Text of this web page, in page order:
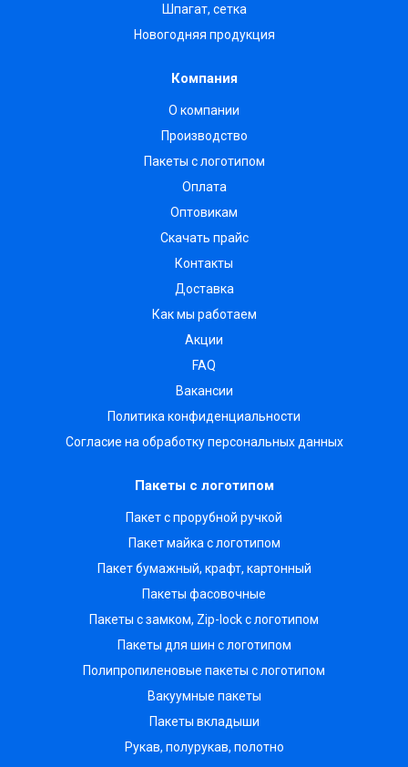
Шпагат, сетка
Новогодняя продукция
Компания
О компании
Производство
Пакеты с логотипом
Оплата
Оптовикам
Скачать прайс
Контакты
Доставка
Как мы работаем
Акции
FAQ
Вакансии
Политика конфиденциальности
Согласие на обработку персональных данных
Пакеты с логотипом
Пакет с прорубной ручкой
Пакет майка с логотипом
Пакет бумажный, крафт, картонный
Пакеты фасовочные
Пакеты с замком, Zip-lock с логотипом
Пакеты для шин с логотипом
Полипропиленовые пакеты с логотипом
Вакуумные пакеты
Пакеты вкладыши
Рукав, полурукав, полотно